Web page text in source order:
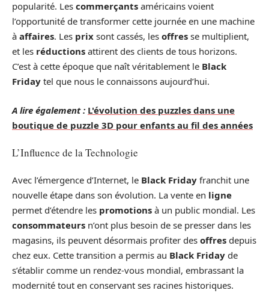
popularité. Les commerçants américains voient
l’opportunité de transformer cette journée en une machine
à affaires. Les prix sont cassés, les offres se multiplient,
et les réductions attirent des clients de tous horizons.
C’est à cette époque que naît véritablement le Black
Friday tel que nous le connaissons aujourd’hui.
A lire également : L'évolution des puzzles dans une
boutique de puzzle 3D pour enfants au fil des années
L’Influence de la Technologie
Avec l’émergence d’Internet, le Black Friday franchit une
nouvelle étape dans son évolution. La vente en ligne
permet d’étendre les promotions à un public mondial. Les
consommateurs n’ont plus besoin de se presser dans les
magasins, ils peuvent désormais profiter des offres depuis
chez eux. Cette transition a permis au Black Friday de
s’établir comme un rendez-vous mondial, embrassant la
modernité tout en conservant ses racines historiques.